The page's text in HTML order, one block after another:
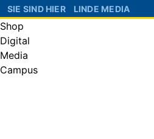
SIE SIND HIER LINDE MEDIA
Shop
Digital
Media
Campus